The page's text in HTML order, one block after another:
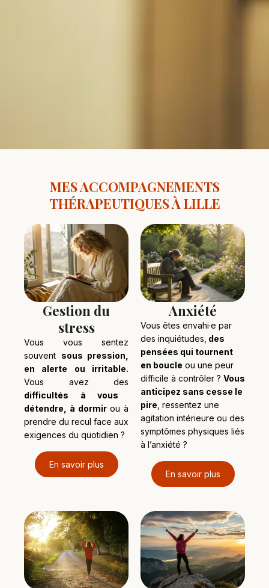
MES ACCOMPAGNEMENTS
THÉRAPEUTIQUES À LILLE
Gestion du
stress
Vous vous sentez
souvent sous pression,
en alerte ou irritable.
Vous avez des
difficultés à vous
détendre, à dormirou à
prendre du recul face aux
exigences du quotidien ?
En savoir plus
Anxiété
Vous êtes envahi·e par
des inquiétudes, des
pensées qui tournent
en boucle ou une peur
difficile à contrôler ? Vous
anticipez sans cesse le
pire , ressentez une
agitation intérieure ou des
symptômes physiques liés
à l’anxiété ?
En savoir plus